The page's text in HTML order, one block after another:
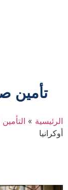
تأمين
الرئيسية»
أوكرانيا